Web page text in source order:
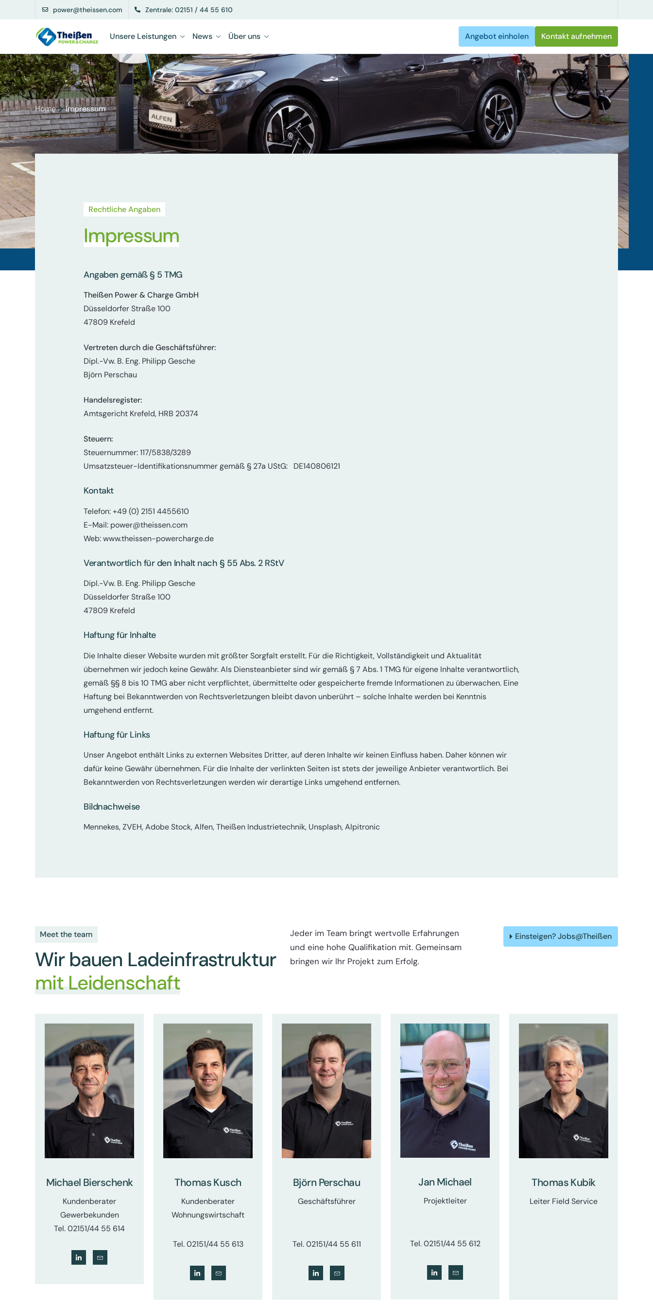
power@theissen.com Zentrale: 02151 / 44 55 610
Unsere Leistungen News Über uns Angebot einholen Kontakt aufnehmen
Home Impressum
Rechtliche Angaben
Impressum
Angaben gemäß § 5 TMG
Theißen Power & Charge GmbH
Düsseldorfer Straße 100
47809 Krefeld
Vertreten durch die Geschäftsführer:
Dipl.-Vw. B. Eng. Philipp Gesche
Björn Perschau
Handelsregister:
Amtsgericht Krefeld, HRB 20374
Steuern:
Steuernummer: 117/5838/3289
Umsatzsteuer-Identifikationsnummer gemäß § 27a UStG: DE140806121
Kontakt
Telefon: +49 (0) 2151 4455610
E-Mail: power@theissen.com
Web:www.theissen-powercharge.de
Verantwortlich für den Inhalt nach § 55 Abs. 2 RStV
Dipl.-Vw. B. Eng. Philipp Gesche
Düsseldorfer Straße 100
47809 Krefeld
Haftung für Inhalte
Die Inhalte dieser Website wurden mit größter Sorgfalt erstellt. Für die Richtigkeit, Vollständigkeit und Aktualität
übernehmen wir jedoch keine Gewähr. Als Diensteanbieter sind wir gemäß § 7 Abs. 1 TMG für eigene Inhalte verantwortlich,
gemäß §§ 8 bis 10 TMG aber nicht verpflichtet, übermittelte oder gespeicherte fremde Informationen zu überwachen. Eine
Haftung bei Bekanntwerden von Rechtsverletzungen bleibt davon unberührt – solche Inhalte werden bei Kenntnis
umgehend entfernt.
Haftung für Links
Unser Angebot enthält Links zu externen Websites Dritter, auf deren Inhalte wir keinen Einfluss haben. Daher können wir
dafür keine Gewähr übernehmen. Für die Inhalte der verlinkten Seiten ist stets der jeweilige Anbieter verantwortlich. Bei
Bekanntwerden von Rechtsverletzungen werden wir derartige Links umgehend entfernen.
Bildnachweise
Mennekes, ZVEH, Adobe Stock, Alfen, Theißen Industrietechnik, Unsplash, Alpitronic
Meet the team
Wir bauen Ladeinfrastruktur
mit Leidenschaft
Jeder im Team bringt wertvolle Erfahrungen
und eine hohe Qualifikation mit. Gemeinsam
bringen wir Ihr Projekt zum Erfolg.
Einsteigen? Jobs@Theißen
Michael Bierschenk
Kundenberater
Gewerbekunden
Tel. 02151/44 55 614
Thomas Kusch
Kundenberater
Wohnungswirtschaft
Tel. 02151/44 55 613
Björn Perschau
Geschäftsführer
Tel. 02151/44 55 611
Jan Michael
Projektleiter
Tel. 02151/44 55 612
Thomas Kubik
Leiter Field Service